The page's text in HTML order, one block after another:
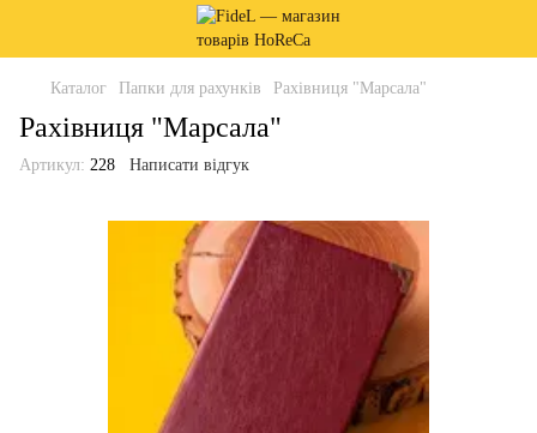
Каталог Папки для рахунків Рахівниця "Марсала"
Рахівниця "Марсала"
Артикул: 228 Написати відгук